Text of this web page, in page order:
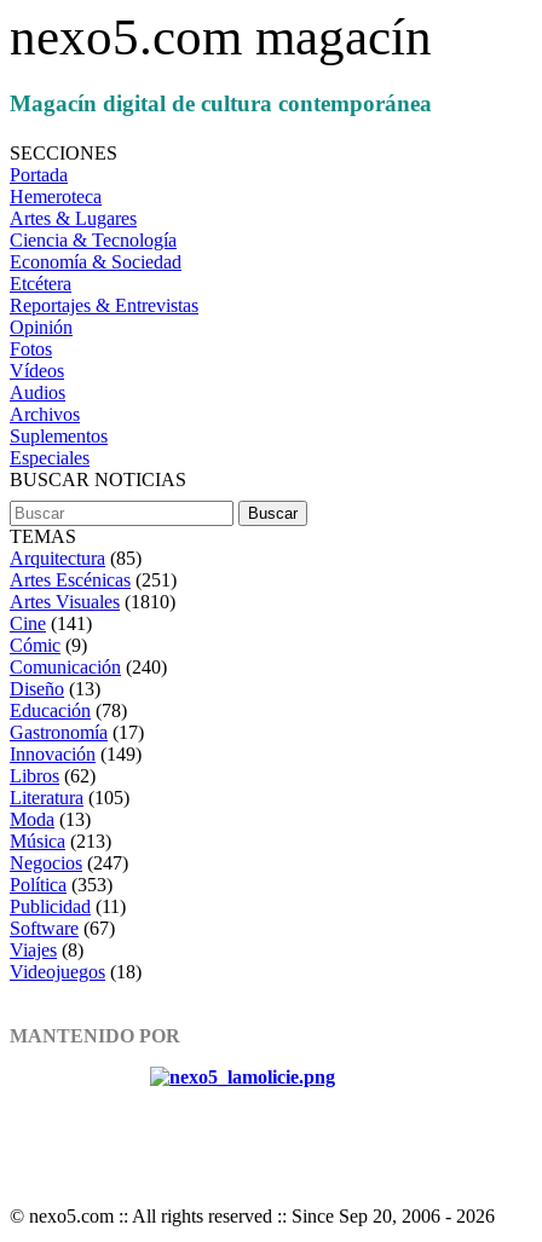
nexo5.com magacín
Magacín digital de cultura contemporánea
SECCIONES
Portada
Hemeroteca
Artes & Lugares
Ciencia & Tecnología
Economía & Sociedad
Etcétera
Reportajes & Entrevistas
Opinión
Fotos
Vídeos
Audios
Archivos
Suplementos
Especiales
BUSCAR NOTICIAS
TEMAS
Arquitectura (85)
Artes Escénicas (251)
Artes Visuales (1810)
Cine (141)
Cómic (9)
Comunicación (240)
Diseño (13)
Educación (78)
Gastronomía (17)
Innovación (149)
Libros (62)
Literatura (105)
Moda (13)
Música (213)
Negocios (247)
Política (353)
Publicidad (11)
Software (67)
Viajes (8)
Videojuegos (18)
MANTENIDO POR
© nexo5.com :: All rights reserved :: Since Sep 20, 2006 - 2026